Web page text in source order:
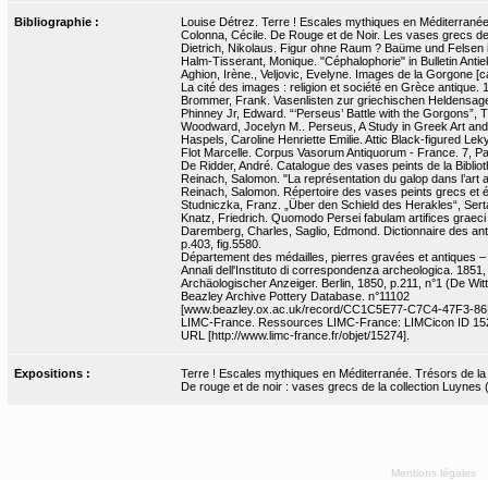
Bibliographie :
Louise Détrez. Terre ! Escales mythiques en
Colonna, Cécile. De Rouge et de Noir. Les vases grecs
Dietrich, Nikolaus. Figur ohne Raum ? Baüme und
Halm-Tisserant, Monique. "Céphalophorie" in Bulletin
Aghion, Irène., Veljovic, Evelyne. Images de la Gorgone
La cité des images : religion et société en Grèce
Brommer, Frank. Vasenlisten zur griechischen
Phinney Jr, Edward. “‘Perseus’ Battle with the
Woodward, Jocelyn M.. Perseus, A Study in Greek Art
Haspels, Caroline Henriette Emilie. Attic Black-figured
Flot Marcelle. Corpus Vasorum Antiquorum - France. 7,
De Ridder, André. Catalogue des vases peints de la
Reinach, Salomon. "La représentation du galop dans
Reinach, Salomon. Répertoire des vases peints grecs et
Studniczka, Franz. „Über den Schield des Herakles“,
Knatz, Friedrich. Quomodo Persei fabulam artifices
Daremberg, Charles, Saglio, Edmond. Dictionnaire des
p.403, fig.5580.
Département des médailles, pierres gravées et antiques
Annali dell'Instituto di correspondenza archeologica.
Archäologischer Anzeiger. Berlin, 1850, p.211, n°1 (De
Beazley Archive Pottery Database. n°11102
[www.beazley.ox.ac.uk/record/CC1C5E77-C7C4-47F3-
LIMC-France. Ressources LIMC-France: LIMCicon ID
URL [http://www.limc-france.fr/objet/15274].
Expositions :
Terre ! Escales mythiques en Méditerranée. Trésors de
De rouge et de noir : vases grecs de la collection Luynes
Mentions légales